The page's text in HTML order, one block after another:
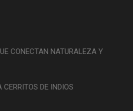
CONECTAN NATURALEZA Y
DE INDIOS